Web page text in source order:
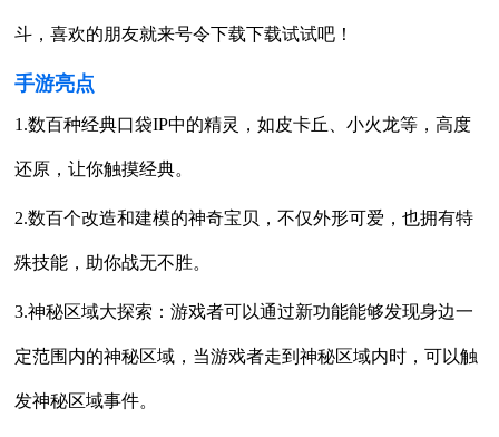
斗，喜欢的朋友就来号令下载下载试试吧！
手游亮点
1.数百种经典口袋IP中的精灵，如皮卡丘、小火龙等，高度
还原，让你触摸经典。
2.数百个改造和建模的神奇宝贝，不仅外形可爱，也拥有特
殊技能，助你战无不胜。
3.神秘区域大探索：游戏者可以通过新功能能够发现身边一
定范围内的神秘区域，当游戏者走到神秘区域内时，可以触
发神秘区域事件。